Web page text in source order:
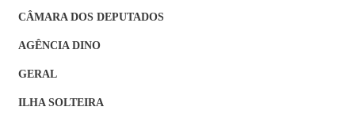
CÂMARA DOS DEPUTADOS
AGÊNCIA DINO
GERAL
ILHA SOLTEIRA